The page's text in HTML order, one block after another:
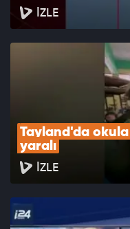
İZLE
Tayland'da okula
yaralı
İZLE